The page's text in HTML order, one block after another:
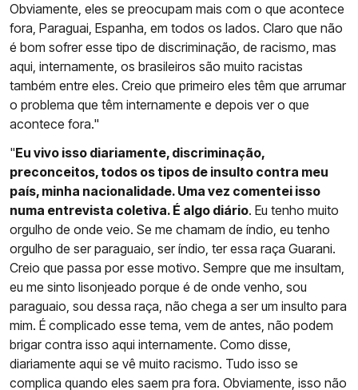
Obviamente, eles se preocupam mais com o que acontece
fora, Paraguai, Espanha, em todos os lados. Claro que não
é bom sofrer esse tipo de discriminação, de racismo, mas
aqui, internamente, os brasileiros são muito racistas
também entre eles. Creio que primeiro eles têm que arrumar
o problema que têm internamente e depois ver o que
acontece fora."
"Eu vivo isso diariamente, discriminação,
preconceitos, todos os tipos de insulto contra meu
país, minha nacionalidade. Uma vez comentei isso
numa entrevista coletiva. É algo diário. Eu tenho muito
orgulho de onde veio. Se me chamam de índio, eu tenho
orgulho de ser paraguaio, ser índio, ter essa raça Guarani.
Creio que passa por esse motivo. Sempre que me insultam,
eu me sinto lisonjeado porque é de onde venho, sou
paraguaio, sou dessa raça, não chega a ser um insulto para
mim. É complicado esse tema, vem de antes, não podem
brigar contra isso aqui internamente. Como disse,
diariamente aqui se vê muito racismo. Tudo isso se
complica quando eles saem pra fora. Obviamente, isso não